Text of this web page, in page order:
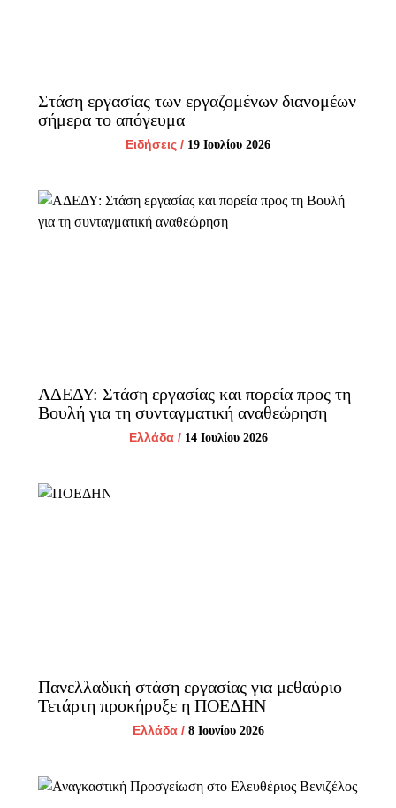
Στάση εργασίας των εργαζομένων διανομέων
σήμερα το απόγευμα
Ειδήσεις / 19 Ιουλίου 2026
ΑΔΕΔΥ: Στάση εργασίας και πορεία προς τη
Βουλή για τη συνταγματική αναθεώρηση
Ελλάδα/ 14 Ιουλίου 2026
Πανελλαδική στάση εργασίας για μεθαύριο
Τετάρτη προκήρυξε η ΠΟΕΔΗΝ
Ελλάδα/ 8 Ιουνίου 2026